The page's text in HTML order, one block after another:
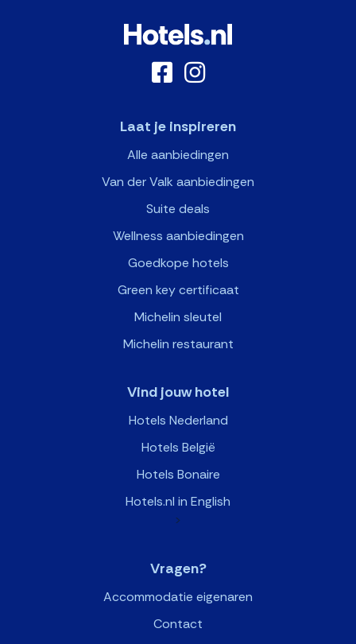
Laat je inspireren
Alle aanbiedingen
Van der Valk aanbiedingen
Suite deals
Wellness aanbiedingen
Goedkope hotels
Green key certificaat
Michelin sleutel
Michelin restaurant
Vind jouw hotel
Hotels Nederland
Hotels België
Hotels Bonaire
Hotels.nl in English
>
Vragen?
Accommodatie eigenaren
Contact